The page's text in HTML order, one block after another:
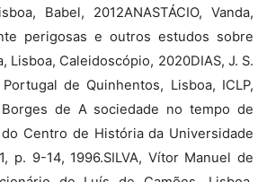
Babel, 2012ANASTÁCIO, Vanda,
perigosas e outros estudos sobre
Lisboa, Caleidoscópio, 2020DIAS, J. S.
de Quinhentos, Lisboa, ICLP,
Borges de A sociedade no tempo de
do Centro de História da Universidade
p. 9-14, 1996.SILVA, Vítor Manuel de